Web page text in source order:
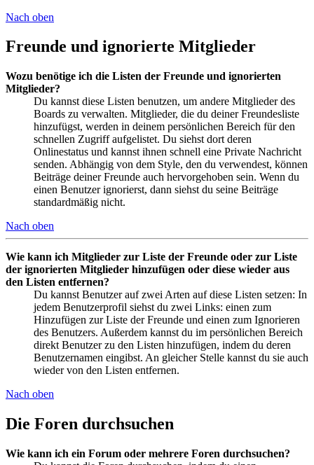
Nach oben
Freunde und ignorierte Mitglieder
Wozu benötige ich die Listen der Freunde und ignorierten
Mitglieder?
Du kannst diese Listen benutzen, um andere Mitglieder des
Boards zu verwalten. Mitglieder, die du deiner Freundesliste
hinzufügst, werden in deinem persönlichen Bereich für den
schnellen Zugriff aufgelistet. Du siehst dort deren
Onlinestatus und kannst ihnen schnell eine Private Nachricht
senden. Abhängig von dem Style, den du verwendest, können
Beiträge deiner Freunde auch hervorgehoben sein. Wenn du
einen Benutzer ignorierst, dann siehst du seine Beiträge
standardmäßig nicht.
Nach oben
Wie kann ich Mitglieder zur Liste der Freunde oder zur Liste
der ignorierten Mitglieder hinzufügen oder diese wieder aus
den Listen entfernen?
Du kannst Benutzer auf zwei Arten auf diese Listen setzen: In
jedem Benutzerprofil siehst du zwei Links: einen zum
Hinzufügen zur Liste der Freunde und einen zum Ignorieren
des Benutzers. Außerdem kannst du im persönlichen Bereich
direkt Benutzer zu den Listen hinzufügen, indem du deren
Benutzernamen eingibst. An gleicher Stelle kannst du sie auch
wieder von den Listen entfernen.
Nach oben
Die Foren durchsuchen
Wie kann ich ein Forum oder mehrere Foren durchsuchen?